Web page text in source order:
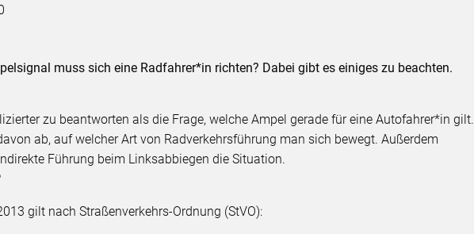
muss sich eine Radfahrer*in richten? Dabei gibt es einiges zu beachten.
zu beantworten als die Frage, welche Ampel gerade für eine Autofahrer*in gilt.
ab, auf welcher Art von Radverkehrsführung man sich bewegt. Außerdem
Führung beim Linksabbiegen die Situation.
gilt nach Straßenverkehrs-Ordnung (StVO):